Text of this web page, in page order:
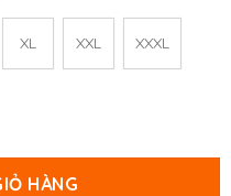
XL XXL XXXL
HÀNG